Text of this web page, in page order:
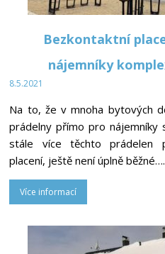
Bezkontaktní
nájemníky
8.5.2021
Na to, že v mnoha bytových
prádelny přímo pro nájemníky
stále více těchto prádelen
placení, ještě není úplně běžné….
Více informací